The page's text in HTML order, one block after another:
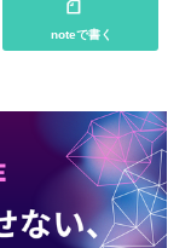
noteで書く